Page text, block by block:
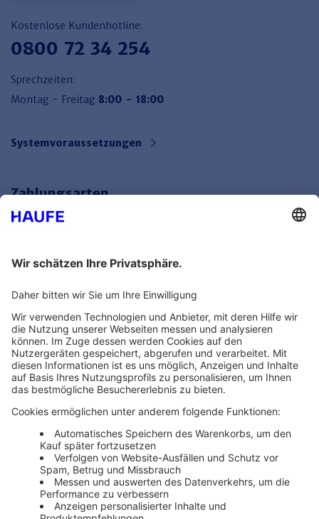
Kostenlose Kundenhotline:
0800 72 34 254
Sprechzeiten:
Montag - Freitag 8:00 - 18:00
Systemvoraussetzungen
Zahlungsarten
Themenwelten und Produktschulungen
Haufe Group